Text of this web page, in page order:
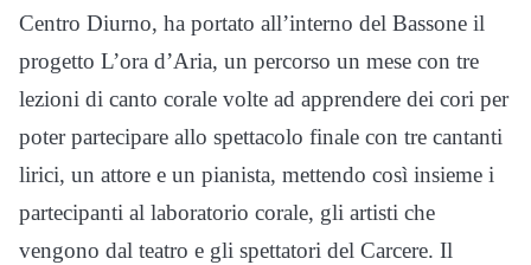
Centro Diurno, ha portato all’interno del Bassone il
progetto L’ora d’Aria, un percorso un mese con tre
lezioni di canto corale volte ad apprendere dei cori per
poter partecipare allo spettacolo finale con tre cantanti
lirici, un attore e un pianista, mettendo così insieme i
partecipanti al laboratorio corale, gli artisti che
vengono dal teatro e gli spettatori del Carcere. Il